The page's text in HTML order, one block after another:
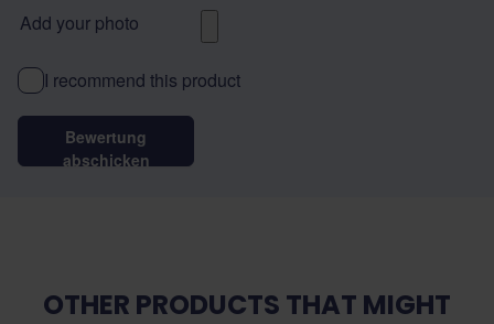
Add your photo
I recommend this product
Bewertung
abschicken
OTHER PRODUCTS THAT MIGHT